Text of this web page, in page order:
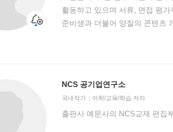
활동하고 있으며 서류, 면접 평가위원으
준비생과 더불어 양질의 콘텐츠
NCS 공기업연구소
국내작가 어학/교육/학습 저자
출판사 예문사의 NCS교재 편집